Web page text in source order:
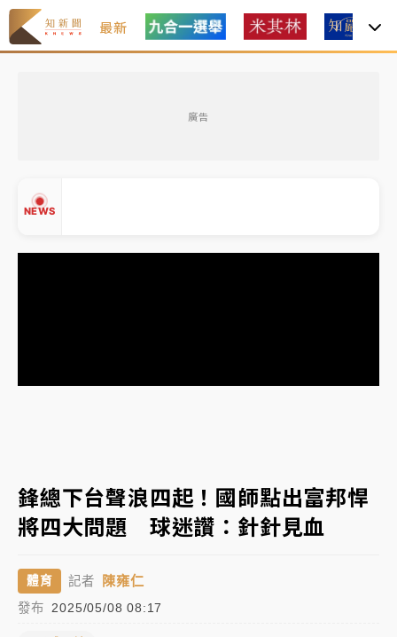
最新
廣告
NEWS
中信慈善基金會想增加董事人數！辜仲諒向法院聲請遭
駁 理由曝光
故宮《龍藏經》特展第2檔！今線上預約開賣一度塞車
雨熱區曝
旅局回應了
中信慈善基金會想增加董事人數！辜仲諒向法院聲請遭
故宮《龍藏經》特展第2檔！今線上預約開賣一度塞車
周六起展出延長至晚上7時
鋒總下台聲浪四起！國師點出富邦悍
將四大問題 球迷讚：針針見血
體育 記者 陳雍仁
發布 2025/05/08 08:17